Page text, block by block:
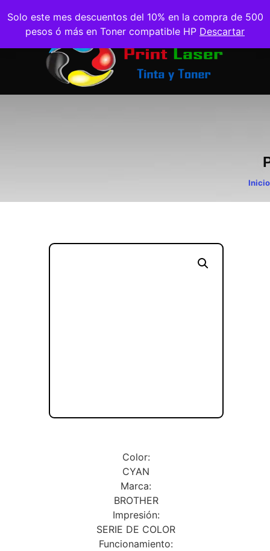
Solo este mes descuentos del 10% en la compra de 500
pesos ó más en Toner compatible HP Descartar
Inicio
Color:
CYAN
Marca:
BROTHER
Impresión:
SERIE DE COLOR
Funcionamiento: